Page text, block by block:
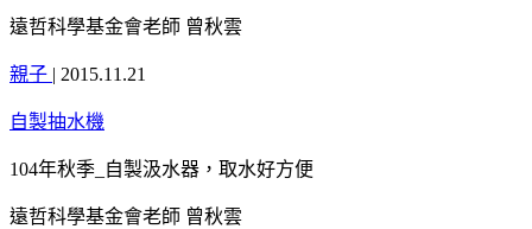
遠哲科學基金會老師 曾秋雲
親子 | 2015.11.21
自製抽水機
104年秋季_自製汲水器，取水好方便
遠哲科學基金會老師 曾秋雲